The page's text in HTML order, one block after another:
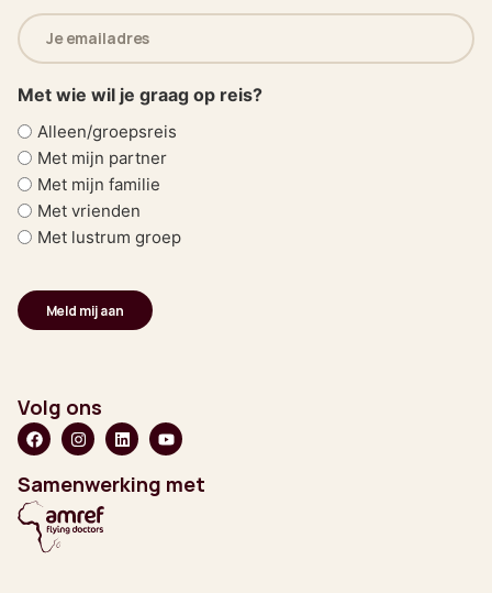
E-
mailadres
(Vereist)
Met wie wil je graag op reis?
Alleen/groepsreis
Met mijn partner
Met mijn familie
Met vrienden
Met lustrum groep
Volg ons
Samenwerking met